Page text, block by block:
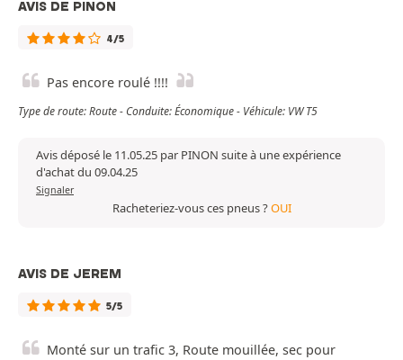
AVIS DE PINON
4/5
Pas encore roulé !!!!
Type de route: Route - Conduite: Économique - Véhicule: VW T5
Avis déposé le 11.05.25 par PINON suite à une expérience
d'achat du 09.04.25
Signaler
Racheteriez-vous ces pneus ?OUI
AVIS DE JEREM
5/5
Monté sur un trafic 3, Route mouillée, sec pour